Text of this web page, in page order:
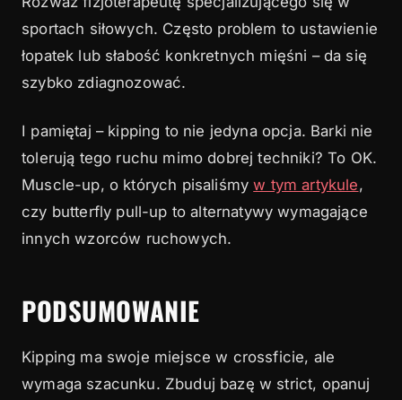
sportach siłowych. Często problem to ustawienie
łopatek lub słabość konkretnych mięśni – da się
szybko zdiagnozować.
I pamiętaj – kipping to nie jedyna opcja. Barki nie
tolerują tego ruchu mimo dobrej techniki? To OK.
Muscle-up, o których pisaliśmyw tym artykule,
czy butterfly pull-up to alternatywy wymagające
innych wzorców ruchowych.
PODSUMOWANIE
Kipping ma swoje miejsce w crossficie, ale
wymaga szacunku. Zbuduj bazę w strict, opanuj